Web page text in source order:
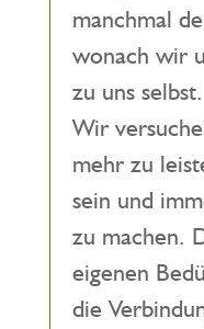
manchmal
wonach wir
zu uns selbst.
Wir
mehr zu
sein und
zu machen.
eigenen
die